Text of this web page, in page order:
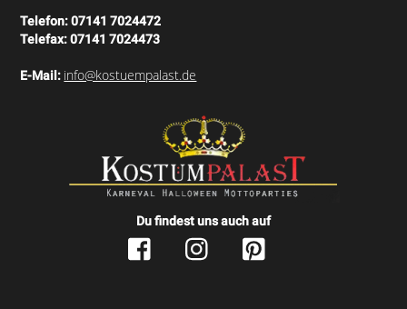
Telefon:07141 7024472
Telefax:07141 7024473
E-Mail: info@kostuempalast.de
Du findest uns auch auf